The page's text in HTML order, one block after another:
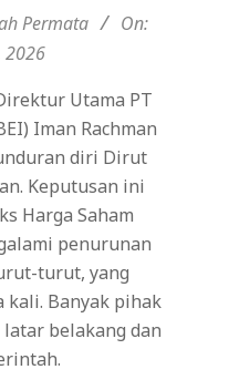
Permata
On:
2026
Utama PT
Iman Rachman
diri Dirut
Keputusan ini
Harga Saham
penurunan
turut, yang
kali. Banyak pihak
belakang dan